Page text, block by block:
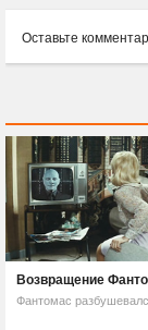
Оставьте
Возвращение
Фантомас